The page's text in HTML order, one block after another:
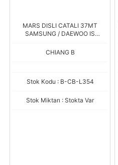
MARS DISLI CATALI 37MT
SAMSUNG / DAEWOO IS
CHIANG B
Stok Kodu : B-CB-L354
Stok Miktarı : Stokta Var